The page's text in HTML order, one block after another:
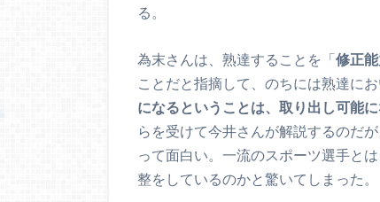
る。
為末さんは、熟達することを「修正
ことだと指摘して、のちには熟達に
になるということは、取り出し可能
らを受けて今井さんが解説するのだ
って面白い。一流のスポーツ選手と
整をしているのかと驚いてしまった。